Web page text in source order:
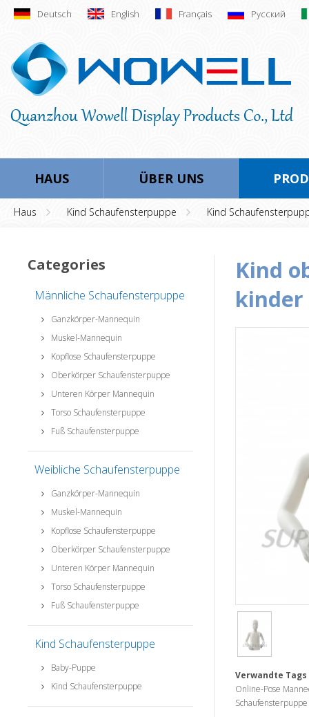
Deutsch English Français Русский
HAUS ÜBER UNS
Haus Kind Schaufensterpuppe Kind
Categories
Männliche Schaufensterpuppe
Ganzkörper-Mannequin
Muskel-Mannequin
Kopflose Schaufensterpuppe
Oberkörper Schaufensterpuppe
Unteren Körper Mannequin
Torso Schaufensterpuppe
Fuß Schaufensterpuppe
Weibliche Schaufensterpuppe
Ganzkörper-Mannequin
Muskel-Mannequin
Kopflose Schaufensterpuppe
Oberkörper Schaufensterpuppe
Unteren Körper Mannequin
Torso Schaufensterpuppe
Fuß Schaufensterpuppe
Kind Schaufensterpuppe
Baby-Puppe
Kind Schaufensterpuppe
kind oberkörper schaufensterpuppen für
kinder
Verwandte Tags
Online-Pose
Schaufensterpuppe